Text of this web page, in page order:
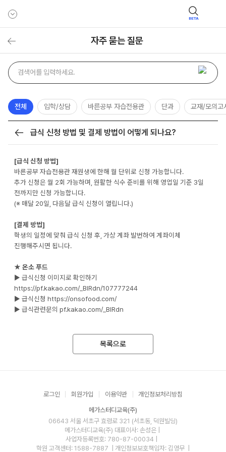
BETA
자주 묻는 질문
자주
묻는
검색
검색어
전체 입학/상담 바른공부 자습전용관 단과 교재/모의고
목록 급식 신청 방법 및 결제 방법이 어떻게 되나요?
[급식 신청 방법]
바른공부 자습전용관 재원생에 한해 월 단위로 신청 가능합니다.
추가 신청은 월 2회 가능하며, 원활한 식수 준비를 위해 영업일 기준 3일
전까지만 신청 가능합니다.
(※ 매달 20일, 다음달 급식 신청이 열립니다.)
[결제 방법]
학생의 일정에 맞춰 급식 신청 후, 가상 계좌 발번하여 계좌이체
진행해주시면 됩니다.
★ 온소 푸드
▶ 급식신청 이미지로 확인하기
https://pf.kakao.com/_BIRdn/107777244
▶ 급식신청 https://onsofood.com/
▶ 급식관련문의 pf.kakao.com/_BIRdn
목록으로
로그인 회원가입 이용약관 개인정보처리방침
메가스터디교육(주)
06643 서울 서초구 효령로 321 (서초동, 덕원빌딩)
메가스터디교육(주) 대표이사: 손성은 |
사업자등록번호: 780-87-00034
학원 고객센터: 1588-7887
| 개인정보보호책임자: 김영무